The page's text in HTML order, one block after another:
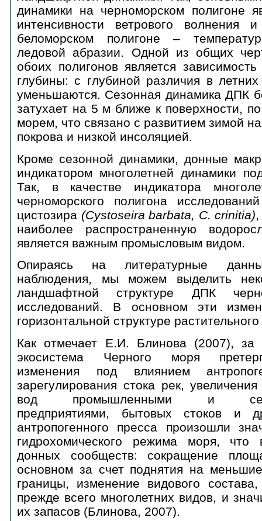
динамики на черноморском полигоне
интенсивности ветрового волнения
беломорском полигоне –
ледовой абразии. Одной из общих
обоих полигонов является
глубины: с глубиной различия в
уменьшаются. Сезонная динамика ДПК
затухает на 5 м ближе к поверхности,
морем, что связано с развитием зимой
покрова и низкой инсоляцией.
Кроме сезонной динамики, донные
индикатором многолетней динамики
Так, в качестве индикатора
черноморского полигона
цистозира (Cystoseira barbata, C. crinitia)
наиболее распространенную
является важным промысловым видом.
Опираясь на литературные
наблюдения, мы можем выделить
ландшафтной структуре ДПК
исследований. В основном эти
горизонтальной структуре
Как отмечает Е.И. Блинова (2007), за
экосистема Черного моря
изменения под влиянием
зарегулирования стока рек,
вод промышленными и
предприятиями, бытовых стоков и
антропогенного пресса произошли
гидрохомического режима моря, что
донных сообществ: сокращение
основном за счет поднятия на
границы, изменение видового
прежде всего многолетних видов, и
их запасов (Блинова, 2007).